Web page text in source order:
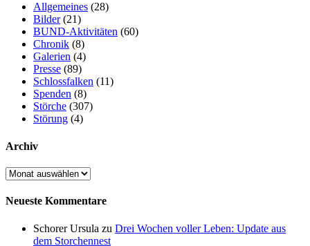
Allgemeines (28)
Bilder(21)
BUND-Aktivitäten (60)
Chronik (8)
Galerien (4)
Presse (89)
Schlossfalken (11)
Spenden (8)
Störche (307)
Störung (4)
Archiv
Archiv
Neueste Kommentare
Schorer Ursula zu Drei Wochen voller Leben: Update aus
dem Storchennest